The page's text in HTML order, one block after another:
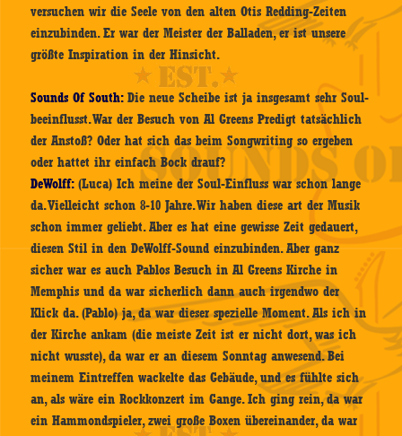
versuchen wir die Seele von den alten Otis Redding-Zeiten
einzubinden. Er war der Meister der Balladen, er ist unsere
größte Inspiration in der Hinsicht.
Sounds Of South:Die neue Scheibe ist ja insgesamt sehr Soul-
beeinflusst. War der Besuch von Al Greens Predigt tatsächlich
der Anstoß? Oder hat sich das beim Songwriting so ergeben
oder hattet ihr einfach Bock drauf?
DeWolff:(Luca) Ich meine der Soul-Einfluss war schon lange
da. Vielleicht schon 8-10 Jahre. Wir haben diese art der Musik
schon immer geliebt. Aber es hat eine gewisse Zeit gedauert,
diesen Stil in den DeWolff-Sound einzubinden. Aber ganz
sicher war es auch Pablos Besuch in Al Greens Kirche in
Memphis und da war sicherlich dann auch irgendwo der
Klick da. (Pablo) ja, da war dieser spezielle Moment. Als ich in
der Kirche ankam (die meiste Zeit ist er nicht dort, was ich
nicht wusste), da war er an diesem Sonntag anwesend. Bei
meinem Eintreffen wackelte das Gebäude, und es fühlte sich
an, als wäre ein Rockkonzert im Gange. Ich ging rein, da war
ein Hammondspieler, zwei große Boxen übereinander, da war